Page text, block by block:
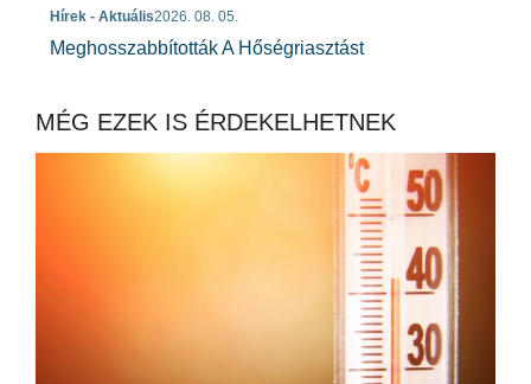
Hírek - Aktuális2026. 08. 05.
Meghosszabbították A Hőségriasztást
MÉG EZEK IS ÉRDEKELHETNEK